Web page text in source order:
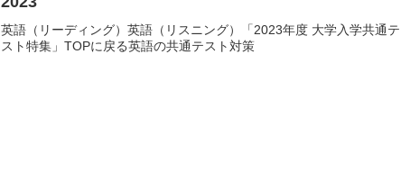
英語（リーディング）英語（リスニング）「2023年度 大学入学共通テ
スト特集」TOPに戻る英語の共通テスト対策